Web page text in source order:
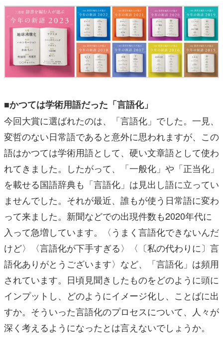
■かつては学術用語だった「言語化」
今回大賞に選ばれたのは、「言語化」でした。一見、
変哲のない日常語であると意外に思われますが、この
語はかつては学術用語として、硬い文章語として使わ
れてきました。したがって、「一般化」や「正当化」
を載せる国語辞典も「言語化」は見出し語に立ってい
ませんでした。それが最近、誰もが使う日常語に変わ
って来ました。新聞などでの出現件数も2020年代に
入って急増しています。〈うまく言語化できないんだ
けど〉〈言語化が下手すぎる〉〈〔私の代わりに〕言
語化ありがとうございます〉など、「言語化」は頻用
されています。日頃見聞きしたものをどのように頭に
インプットし、どのようにイメージ化し、ことばに出
すか。そういった言語化のプロセスについて、人々が
深く考えるようになったとは言えないでしょうか。